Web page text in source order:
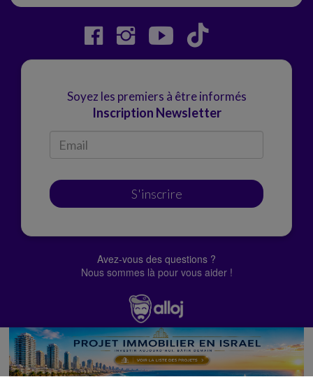
Soyez les premiers à être informés
Inscription Newsletter
S'inscrire
Avez-vous des questions ?
Nous sommes là pour vous aider !
© Alloj.2022 Tous droits réservés